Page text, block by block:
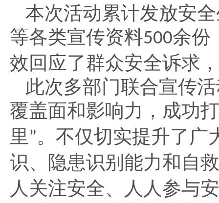
本次活动累计发放安
等各类宣传资料500余份
效回应了群众安全诉求
此次多部门联合宣传
覆盖面和影响力，成功
里 ”。不仅切实提升了广
识、隐患识别能力和自
人关注安全、人人参与